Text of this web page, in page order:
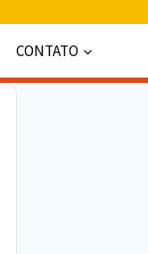
CONTATO